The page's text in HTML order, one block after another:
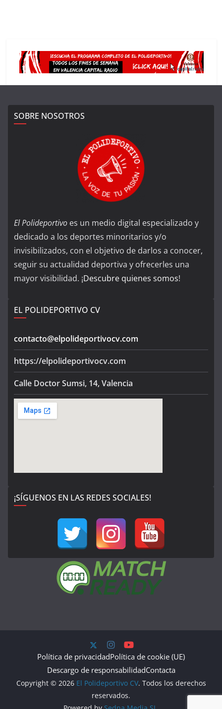
SOBRE NOSOTROS
El Polideportivo es un medio digital especializado y
dedicado a los deportes minoritarios y/o
invisibilizados, con el objetivo de darlos a conocer,
seguir su actualidad deportiva y ofrecerles una
mayor visibilidad. ¡Descubre quienes somos!
EL POLIDEPORTIVO CV
contacto@elpolideportivocv.com
https://elpolideportivocv.com
Calle Doctor Sumsi, 14, Valencia
¡SÍGUENOS EN LAS REDES SOCIALES!
Política de privacidadPolítica de cookie (UE)
Descargo de responsabilidadContacta
Copyright © 2026 El Polideportivo CV. Todos los derechos
reservados.